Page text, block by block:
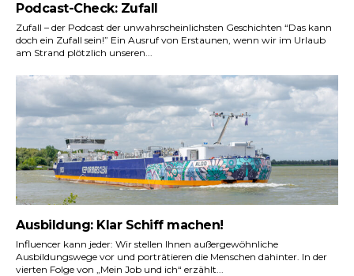
Podcast-Check: Zufall
Zufall – der Podcast der unwahrscheinlichsten Geschichten “Das kann
doch ein Zufall sein!” Ein Ausruf von Erstaunen, wenn wir im Urlaub
am Strand plötzlich unseren...
Ausbildung: Klar Schiff machen!
Influencer kann jeder: Wir stellen Ihnen außergewöhnliche
Ausbildungswege vor und porträtieren die Menschen dahinter. In der
vierten Folge von „Mein Job und ich“ erzählt...